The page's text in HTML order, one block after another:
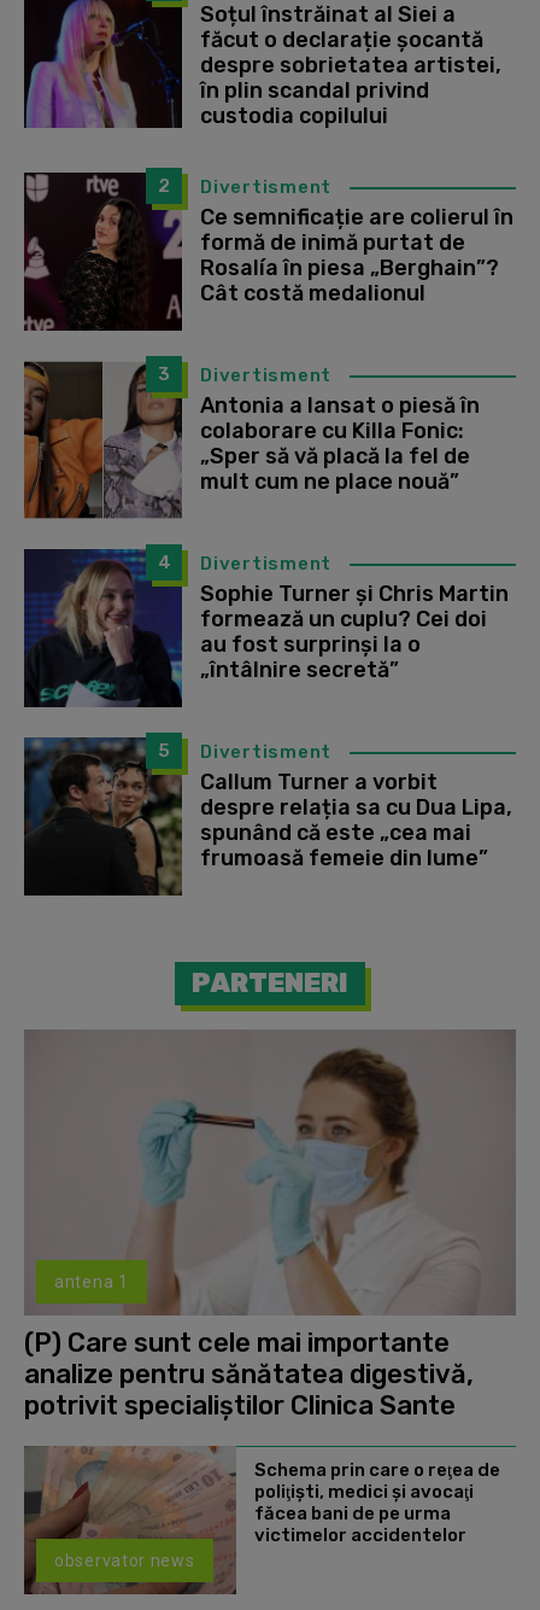
Soțul înstrăinat al Siei a
făcut o declarație șocantă
despre sobrietatea artistei,
în plin scandal privind
custodia copilului
2 Divertisment
Ce semnificație are colierul în
formă de inimă purtat de
Rosalía în piesa „Berghain”?
Cât costă medalionul
3 Divertisment
Antonia a lansat o piesă în
colaborare cu Killa Fonic:
„Sper să vă placă la fel de
mult cum ne place nouă”
4 Divertisment
Sophie Turner și Chris Martin
formează un cuplu? Cei doi
au fost surprinși la o
„întâlnire secretă”
5 Divertisment
Callum Turner a vorbit
despre relația sa cu Dua Lipa,
spunând că este „cea mai
frumoasă femeie din lume”
PARTENERI
antena 1
(P) Care sunt cele mai importante
analize pentru sănătatea digestivă,
potrivit specialiștilor Clinica Sante
observator news
Schema prin care o reţea de
poliţişti, medici şi avocaţi
făcea bani de pe urma
victimelor accidentelor